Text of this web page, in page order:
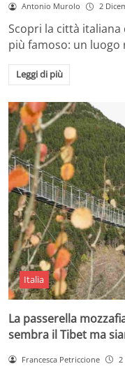
Antonio Murolo 2
Scopri la città
più famoso: un luogo
Leggi di più
Italia
La passerella
sembra il Tibet ma
Francesca Petriccione